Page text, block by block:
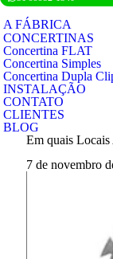
A FÁBRICA
CONCERTINAS
Concertina FLAT
Concertina Simples
Concertina Dupla
INSTALAÇÃO
CONTATO
CLIENTES
BLOG
Em quais Locais
7 de novembro